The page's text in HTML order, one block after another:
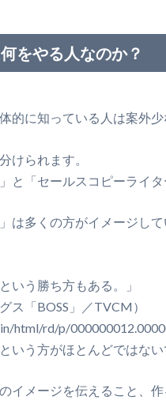
をやる人なのか？
的に知っている人は案外
けられます。
と「セールスコピーライタ
は多くの方がイメージして
いう勝ち方もある。」
ス「BOSS」／TVCM）
html/rd/p/
いう方がほとんどではない
イメージを伝えること、